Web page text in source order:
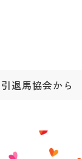
引退馬協会から